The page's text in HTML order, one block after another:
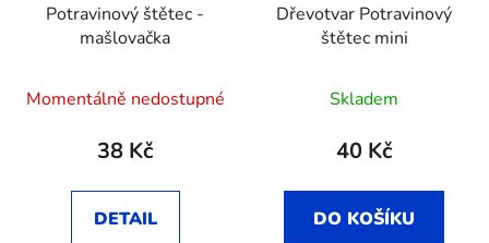
Potravinový štětec -
mašlovačka
Momentálně nedostupné
38 Kč
DETAIL
Dřevotvar Potravinový
štětec mini
Skladem
40 Kč
DO KOŠÍKU